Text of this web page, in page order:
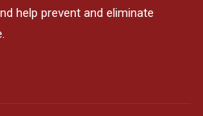
help prevent and eliminate